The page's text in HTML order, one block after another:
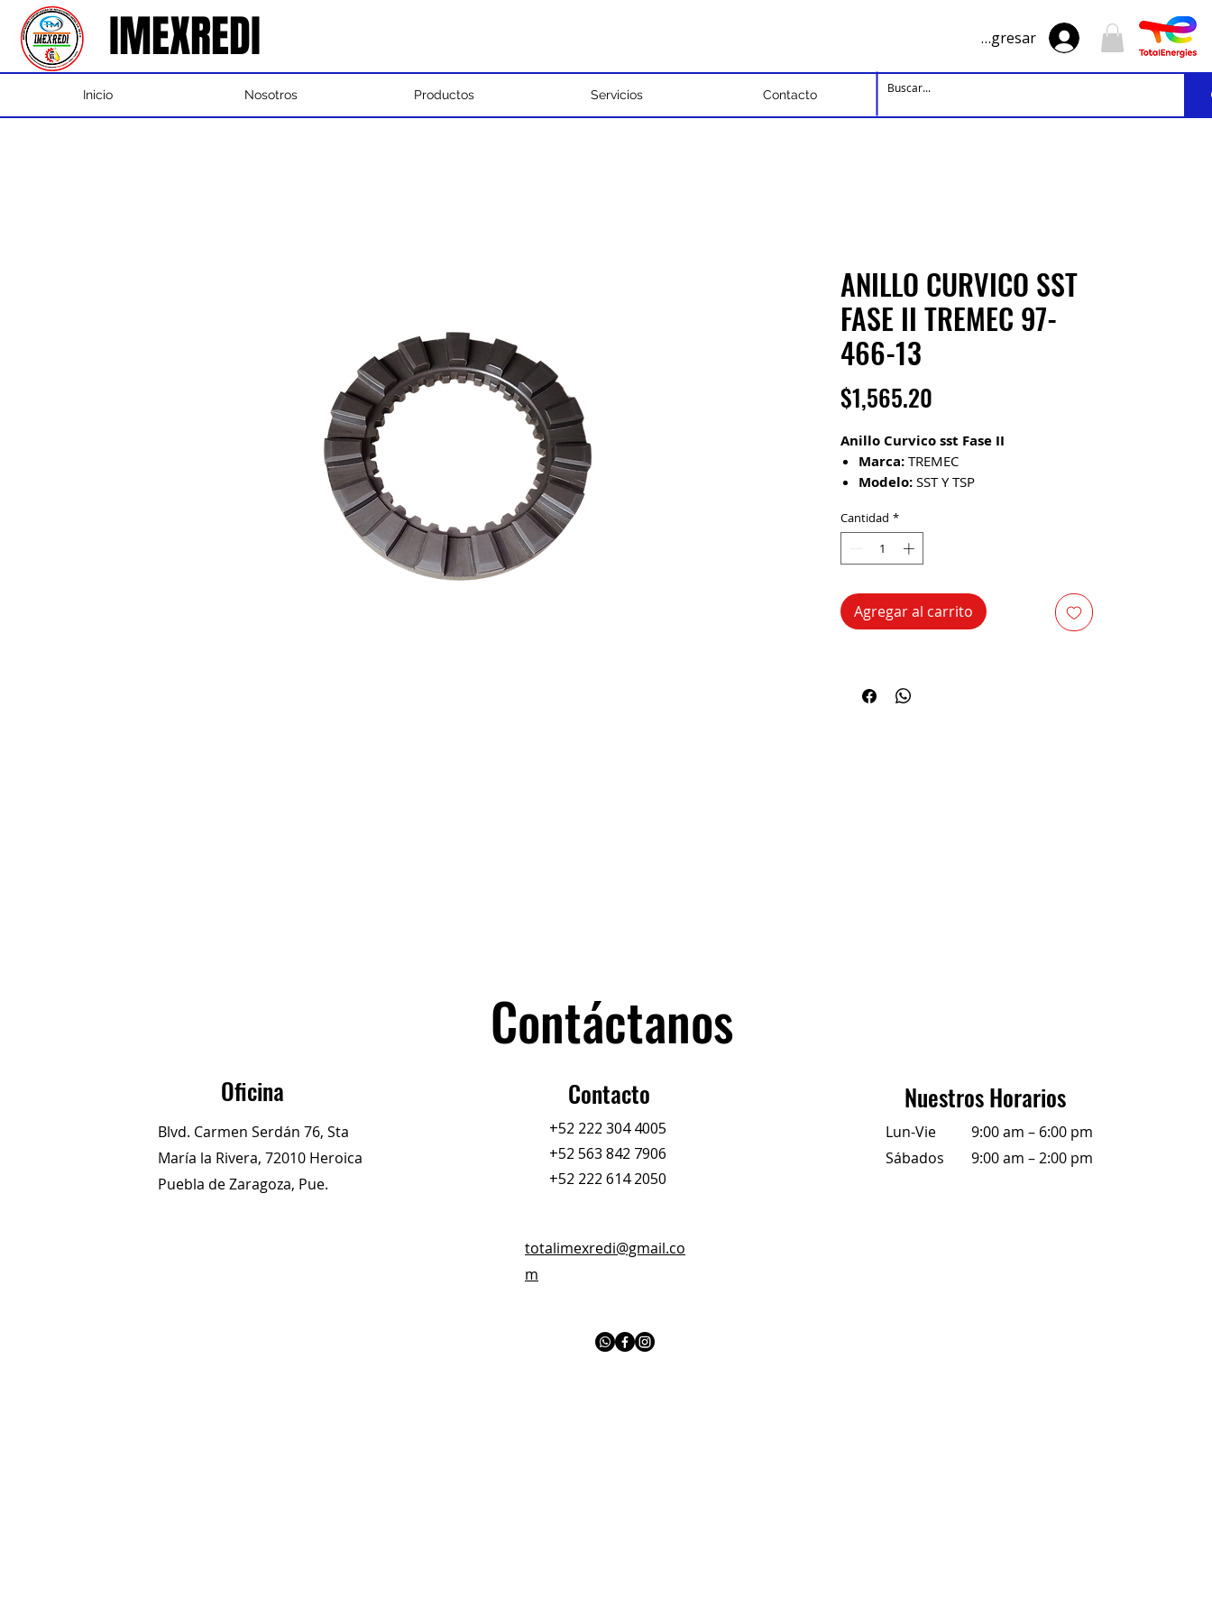
IMEXREDI
IMEXREDI Ingresar
Inicio Nosotros Productos Servicios Contacto
ANILLO CURVICO SST
FASE II TREMEC 97-
466-13
$1,565.20
Anillo Curvico sst Fase II
Marca: TREMEC
Modelo: SST Y TSP
Descripción del Producto
Es un componente utilizado en sistemas
de transmisión de servicio pesado
Cantidad *
Agregar al carrito
Contáctanos
Oficina
Blvd. Carmen Serdán 76, Sta
María la Rivera, 72010 Heroica
Puebla de Zaragoza, Pue.
Contacto
+52 222 304 4005
+52 563 842 7906
+52 222 614 2050
Nuestros Horarios
Lun-Vie
9:00 am – 6:00 pm
Sábados
9:00 am – 2:00 pm
totalimexredi@gmail.co
m